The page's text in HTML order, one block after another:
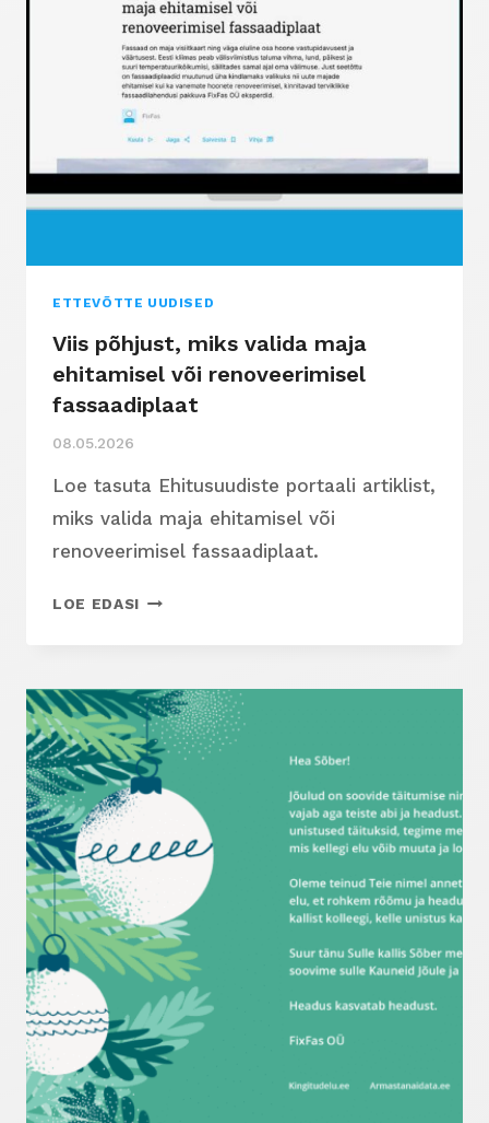
ETTEVÕTTE UUDISED
Viis põhjust, miks valida maja
ehitamisel või renoveerimisel
fassaadiplaat
08.05.2026
Loe tasuta Ehitusuudiste portaali artiklist,
miks valida maja ehitamisel või
renoveerimisel fassaadiplaat.
LOE EDASI VIIS
MAJA
EHITAMISEL
VÕI
RENOVEERIMISEL
FASSAADIPLAAT